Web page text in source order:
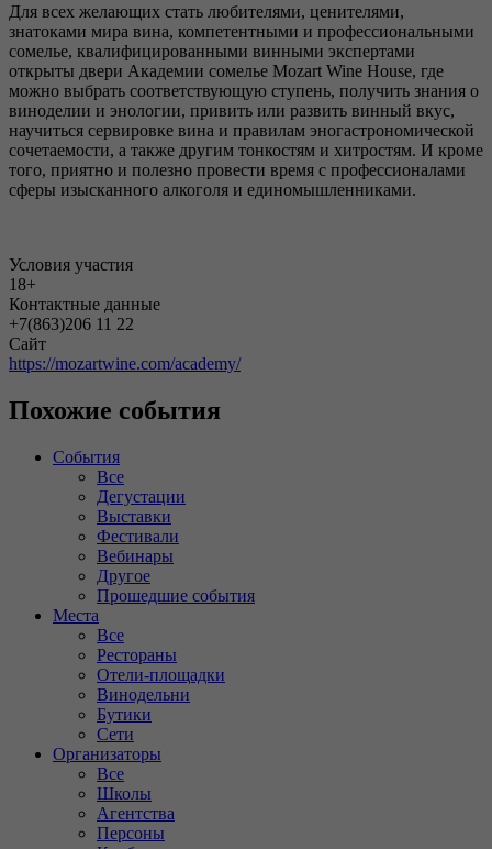
Для всех желающих стать любителями, ценителями,
знатоками мира вина, компетентными и профессиональными
сомелье, квалифицированными винными экспертами
открыты двери Академии сомелье Mozart Wine House, где
можно выбрать соответствующую ступень, получить знания о
виноделии и энологии, привить или развить винный вкус,
научиться сервировке вина и правилам эногастрономической
сочетаемости, а также другим тонкостям и хитростям. И кроме
того, приятно и полезно провести время с профессионалами
сферы изысканного алкоголя и единомышленниками.
Условия участия
18+
Контактные данные
+7(863)206 11 22
Сайт
https://mozartwine.com/academy/
Похожие события
События
Все
Дегустации
Выставки
Фестивали
Вебинары
Другое
Прошедшие события
Места
Все
Рестораны
Отели-площадки
Винодельни
Бутики
Сети
Организаторы
Все
Школы
Агентства
Персоны